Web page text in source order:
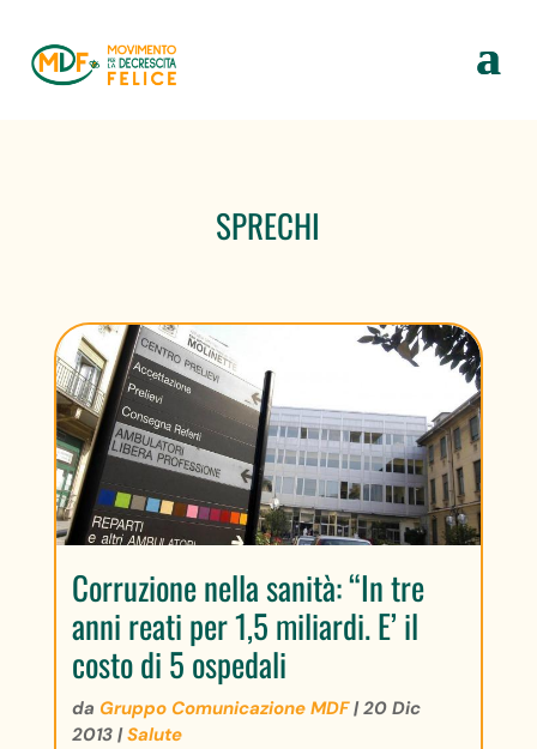
SPRECHI
Corruzione nella sanità: “In tre
anni reati per 1,5 miliardi. E’ il
costo di 5 ospedali
da Gruppo Comunicazione MDF|20 Dic
2013|Salute